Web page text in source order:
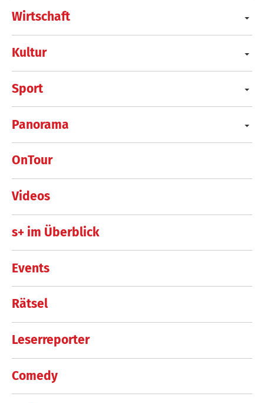
Wirtschaft
Kultur
Sport
Panorama
OnTour
Videos
s+ im Überblick
Events
Rätsel
Leserreporter
Comedy